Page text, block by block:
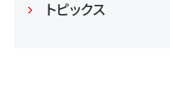
トピックス